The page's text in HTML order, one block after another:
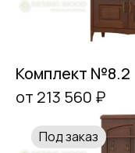
Комплект №8.2
от 213 560 ₽
Под заказ